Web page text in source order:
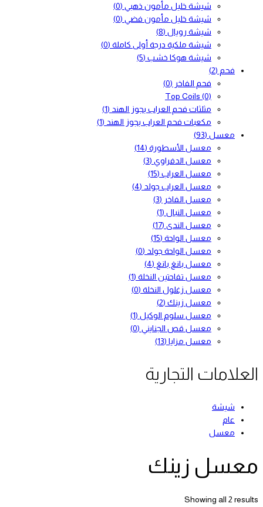
شيشة خليل مأمون ذهبي (0)
شيشة خليل مأمون فضي (0)
شيشة رويال (8)
شيشة ملكية درجة أولى كاملة (0)
شيشة هوكا خشب (5)
فحم (2)
فحم الفاخر (0)
Top Coils (0)
مثلثات فحم العراب بجوز الهند (1)
مكعبات فحم العراب بجوز الهند (1)
معسل (93)
معسل الأسطورة (14)
معسل الدفراوي (3)
معسل العراب (15)
معسل العراب جولد (4)
معسل الفاخر (3)
معسل النبال (1)
معسل الندى (17)
معسل الواحة (15)
معسل الواحة جولد (0)
معسل بانغ بانغ (4)
معسل تفاحتين النخلة (1)
معسل زغلول النخلة (0)
معسل زينك (2)
معسل سلوم الوكيل (1)
معسل قص الجنايني (0)
معسل مزايا (13)
العلامات التجارية
شيشة
عام
معسل
معسل زينك
Showing all 2 results